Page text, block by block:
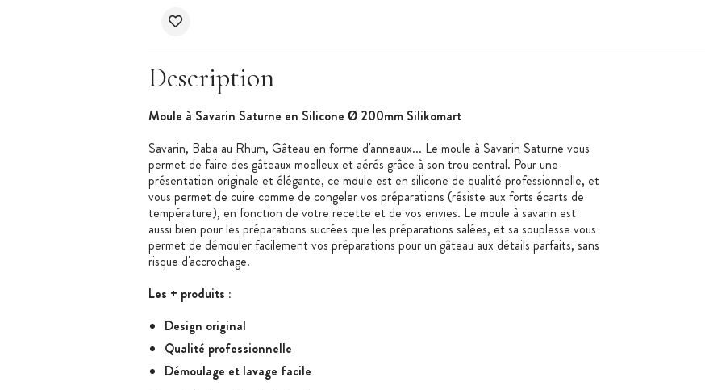
Description
Moule à Savarin Saturne en Silicone Ø 200mm Silikomart
Savarin, Baba au Rhum, Gâteau en forme d'anneaux... Le moule à Savarin Saturne vous
permet de faire des gâteaux moelleux et aérés grâce à son trou central. Pour une
présentation originale et élégante, ce moule est en silicone de qualité professionnelle, et
vous permet de cuire comme de congeler vos préparations (résiste aux forts écarts de
température), en fonction de votre recette et de vos envies. Le moule à savarin est
aussi bien pour les préparations sucrées que les préparations salées, et sa souplesse vous
permet de démouler facilement vos préparations pour un gâteau aux détails parfaits, sans
risque d'accrochage.
Les + produits :
Design original
Qualité professionnelle
Démoulage et lavage facile